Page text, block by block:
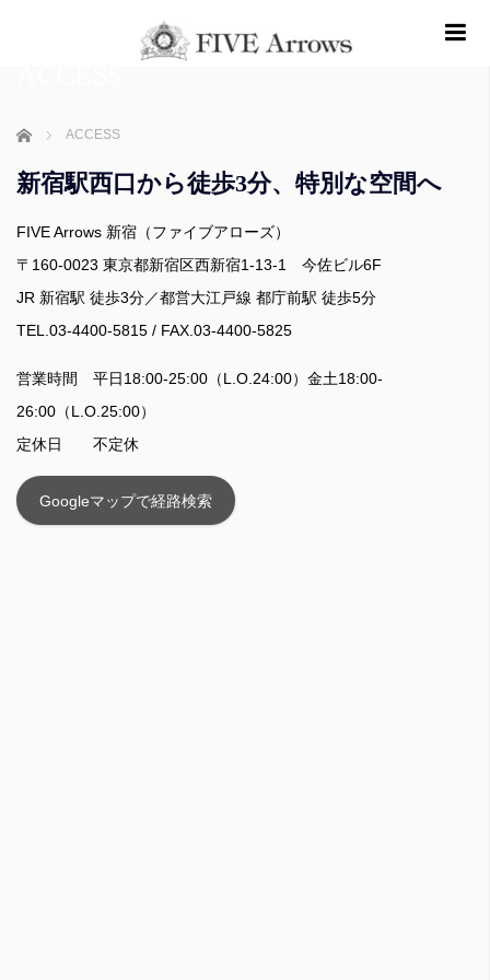
ホーム ACCESS
新宿駅西口から徒歩3分、特別な空間へ
FIVE Arrows 新宿（ファイブアローズ）
〒160-0023 東京都新宿区西新宿1-13-1 今佐ビル6F
JR 新宿駅 徒歩3分／都営大江戸線 都庁前駅 徒歩5分
TEL.03-4400-5815 / FAX.03-4400-5825
営業時間 平日18:00-25:00（L.O.24:00）金土18:00-
26:00（L.O.25:00）
定休日 不定休
Googleマップで経路検索